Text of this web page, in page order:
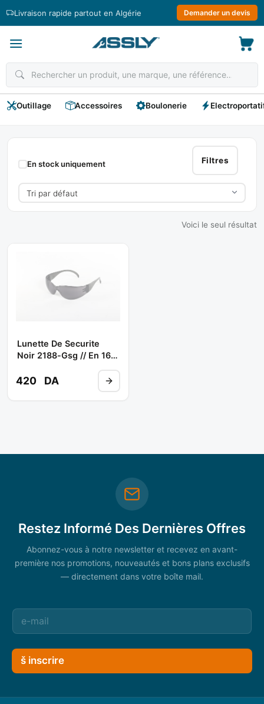
Livraison rapide partout en Algérie Demander un devis
Outillage Accessoires Boulonerie
STEELPRO
Filtres
En stock uniquement
Voici le seul résultat
Lunette De Securite
Noir 2188-Gsg // En 166f
420 DA
Restez Informé Des Dernières Offres
Abonnez-vous à notre newsletter et recevez en avant-
première nos promotions, nouveautés et bons plans exclusifs
— directement dans votre boîte mail.
š inscrire